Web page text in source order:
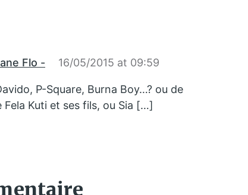
Flo - 16/05/2015 at 09:59
P-Square, Burna Boy…? ou de
Fela Kuti et ses fils, ou Sia […]